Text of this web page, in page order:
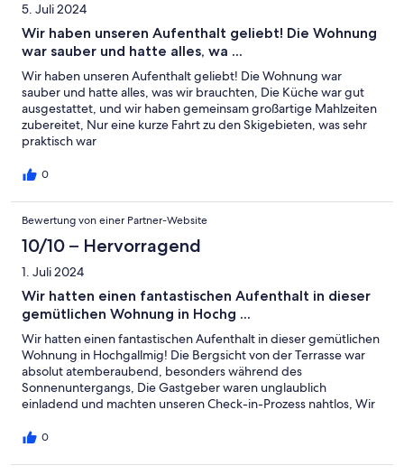
5. Juli 2024
Wir haben unseren Aufenthalt geliebt! Die Wohnung
war sauber und hatte alles, wa ...
Wir haben unseren Aufenthalt geliebt! Die Wohnung war
sauber und hatte alles, was wir brauchten, Die Küche war gut
ausgestattet, und wir haben gemeinsam großartige Mahlzeiten
zubereitet, Nur eine kurze Fahrt zu den Skigebieten, was sehr
praktisch war
0
Bewertung von einer Partner-Website
10/10 – Hervorragend
1. Juli 2024
Wir hatten einen fantastischen Aufenthalt in dieser
gemütlichen Wohnung in Hochg ...
Wir hatten einen fantastischen Aufenthalt in dieser gemütlichen
Wohnung in Hochgallmig! Die Bergsicht von der Terrasse war
absolut atemberaubend, besonders während des
Sonnenuntergangs, Die Gastgeber waren unglaublich
einladend und machten unseren Check-in-Prozess nahtlos, Wir
und liebten das bequeme Bett, Perfekter Ort für einen
0